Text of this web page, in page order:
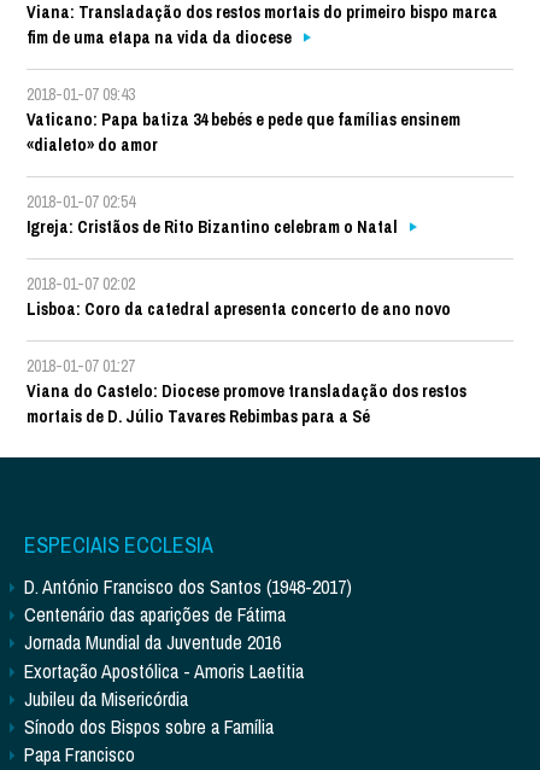
Viana: Transladação dos restos mortais do primeiro bispo marca
fim de uma etapa na vida da diocese
2018-01-07 09:43
Vaticano: Papa batiza 34 bebés e pede que famílias ensinem
«dialeto» do amor
2018-01-07 02:54
Igreja: Cristãos de Rito Bizantino celebram o Natal
2018-01-07 02:02
Lisboa: Coro da catedral apresenta concerto de ano novo
2018-01-07 01:27
Viana do Castelo: Diocese promove transladação dos restos
mortais de D. Júlio Tavares Rebimbas para a Sé
ESPECIAIS ECCLESIA
D. António Francisco dos Santos (1948-2017)
Centenário das aparições de Fátima
Jornada Mundial da Juventude 2016
Exortação Apostólica - Amoris Laetitia
Jubileu da Misericórdia
Sínodo dos Bispos sobre a Família
Papa Francisco